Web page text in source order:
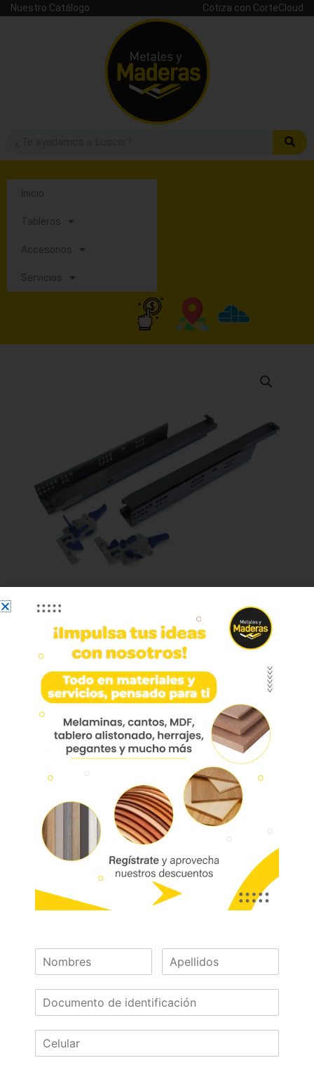
Nuestro Catálogo Cotiza con CorteCloud
Inicio
Tableros
Accesorios
Servicios
Riel U-150 3.0mt Al
Riel U-150 3.0mt Al 10100605630
Marca:
Ducasse
02014
Referencia:
10100605630
Las imágenes mostradas son de referencia y los colores podrían variar
en físico. Los costos de envío son variables y serán asumidos por el
comprador. No incluye servicios como corte, cantos o enchape. Sólo
despachamos tableros en la zona urbana de las ciudades donde
Nuestras
Marcas